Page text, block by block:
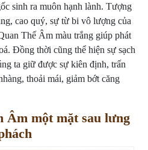
sinh ra muôn hạnh lành. Tượng
cao quý, sự từ bi vô lượng của
Thế Âm màu trắng giúp phát
Đồng thời cũng thể hiện sự sạch
ta giữ được sự kiên định, trấn
thoải mái, giảm bớt căng
Âm một mặt sau lưng